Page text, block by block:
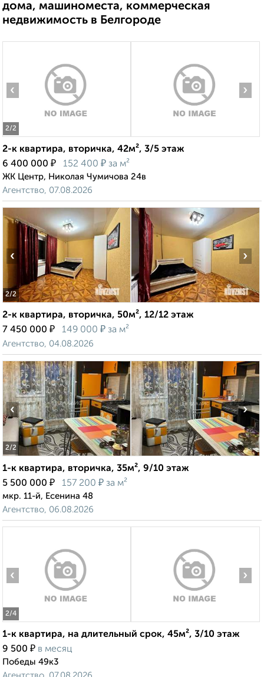
дома, машиноместа, коммерческая
недвижимость в Белгороде
2/2
‹ ›
2-к квартира, вторичка, 42м², 3/5 этаж
6 400 000 ₽ 152 400 ₽ за м²
ЖК Центр, Николая Чумичова 24в
Агентство, 07.08.2026
2/2
‹ ›
2-к квартира, вторичка, 50м², 12/12 этаж
7 450 000 ₽ 149 000 ₽ за м²
Агентство, 04.08.2026
2/2
‹ ›
1-к квартира, вторичка, 35м², 9/10 этаж
5 500 000 ₽ 157 200 ₽ за м²
мкр. 11-й, Есенина 48
Агентство, 06.08.2026
2/4
‹ ›
1-к квартира, на длительный срок, 45м², 3/10 этаж
9 500 ₽ в месяц
Победы 49к3